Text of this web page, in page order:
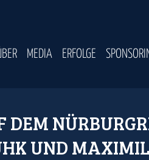
MEDIA ERFOLGE
DEM
UND